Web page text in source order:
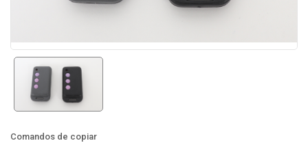
Comandos de copiar